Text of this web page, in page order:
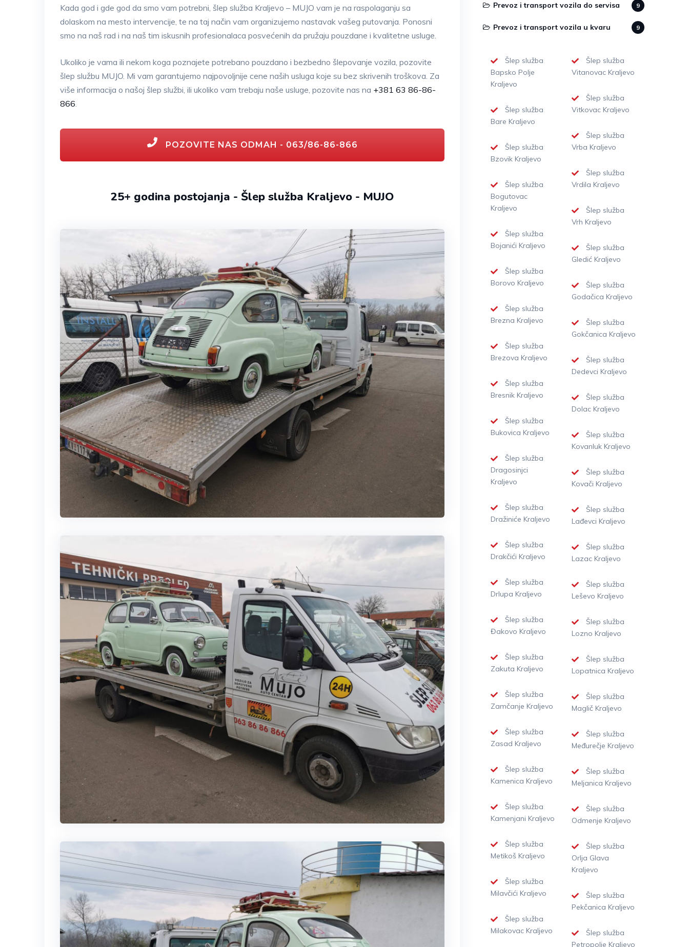
Kada god i gde god da smo vam potrebni, šlep služba Kraljevo – MUJO vam je na raspolaganju sa
dolaskom na mesto intervencije, te na taj način vam organizujemo nastavak vašeg putovanja. Ponosni
smo na naš rad i na naš tim iskusnih profesionalaca posvećenih da pružaju pouzdane i kvalitetne usluge.
Ukoliko je vama ili nekom koga poznajete potrebano pouzdano i bezbedno šlepovanje vozila, pozovite
šlep službu MUJO. Mi vam garantujemo najpovoljnije cene naših usluga koje su bez skrivenih troškova. Za
više informacija o našoj šlep službi, ili ukoliko vam trebaju naše usluge, pozovite nas na +381 63 86-86-
866
POZOVITE NAS ODMAH - 063/86-86-866
25+ godina postojanja - Šlep služba Kraljevo - MUJO
Prevoz i transport vozila do servisa 9
Prevoz i transport vozila u kvaru 9
Šlep služba
Bapsko Polje
Kraljevo
Šlep služba
Bare Kraljevo
Šlep služba
Bzovik Kraljevo
Šlep služba
Bogutovac
Kraljevo
Šlep služba
Bojanići Kraljevo
Šlep služba
Borovo Kraljevo
Šlep služba
Brezna Kraljevo
Šlep služba
Brezova Kraljevo
Šlep služba
Bresnik Kraljevo
Šlep služba
Bukovica Kraljevo
Šlep služba
Dragosinjci
Kraljevo
Šlep služba
Dražiniće Kraljevo
Šlep služba
Drakčići Kraljevo
Šlep služba
Drlupa Kraljevo
Šlep služba
Đakovo Kraljevo
Šlep služba
Zakuta Kraljevo
Šlep služba
Zamčanje Kraljevo
Šlep služba
Zasad Kraljevo
Šlep služba
Kamenica Kraljevo
Šlep služba
Kamenjani Kraljevo
Šlep služba
Metikoš Kraljevo
Šlep služba
Milavčići Kraljevo
Šlep služba
Milakovac Kraljevo
Šlep služba
Vitanovac Kraljevo
Šlep služba
Vitkovac Kraljevo
Šlep služba
Vrba Kraljevo
Šlep služba
Vrdila Kraljevo
Šlep služba
Vrh Kraljevo
Šlep služba
Gledić Kraljevo
Šlep služba
Godačica Kraljevo
Šlep služba
Gokčanica Kraljevo
Šlep služba
Dedevci Kraljevo
Šlep služba
Dolac Kraljevo
Šlep služba
Kovanluk Kraljevo
Šlep služba
Kovači Kraljevo
Šlep služba
Lađevci Kraljevo
Šlep služba
Lazac Kraljevo
Šlep služba
Leševo Kraljevo
Šlep služba
Lozno Kraljevo
Šlep služba
Lopatnica Kraljevo
Šlep služba
Maglič Kraljevo
Šlep služba
Međurečje Kraljevo
Šlep služba
Meljanica Kraljevo
Šlep služba
Odmenje Kraljevo
Šlep služba
Orlja Glava
Kraljevo
Šlep služba
Pekčanica Kraljevo
Šlep služba
Petropolje Kraljevo